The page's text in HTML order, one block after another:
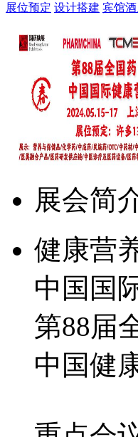
展位预定 设计搭建 宾馆
展会简
健康营
中国国
第88届
中国健